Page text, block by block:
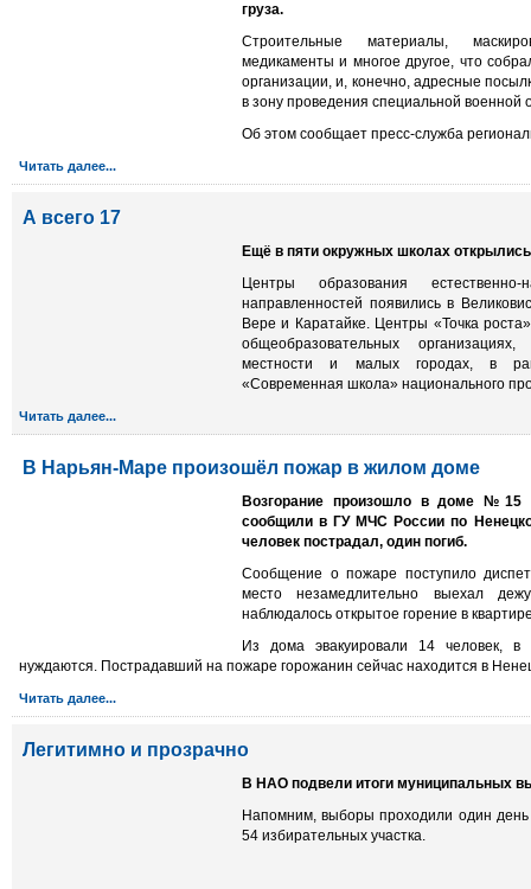
груза.
Строительные материалы,
медикаменты и многое другое, что
организации, и, конечно, адресные
в зону проведения специальной
Об этом сообщает пресс-служба
Читать далее...
А всего 17
Ещё в пяти окружных школах открылись
Центры образования естественно-
направленностей появились в
Вере и Каратайке. Центры «Точка
общеобразовательных
местности и малых городах, в
«Современная школа» национального
Читать далее...
В Нарьян-Маре произошёл пожар в жилом доме
Возгорание произошло в доме №15
сообщили в ГУ МЧС России по
человек пострадал, один погиб.
Сообщение о пожаре поступило
место незамедлительно выехал
наблюдалось открытое горение в
Из дома эвакуировали 14 человек,
нуждаются. Пострадавший на пожаре горожанин сейчас находится в
Читать далее...
Легитимно и прозрачно
В НАО подвели итоги муниципальных
Напомним, выборы проходили один
54 избирательных участка.